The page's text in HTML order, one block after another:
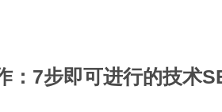
：7步即可进行的技术